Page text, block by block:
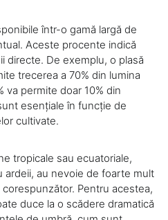
într-o gamă largă de
Aceste procente indică
directe. De exemplu, o plasă
trecerea a 70% din lumina
va permite doar 10% din
esențiale în funcție de
cultivate.
tropicale sau ecuatoriale,
ardeii, au nevoie de foarte mult
Pentru acestea,
duce la o scădere dramatică